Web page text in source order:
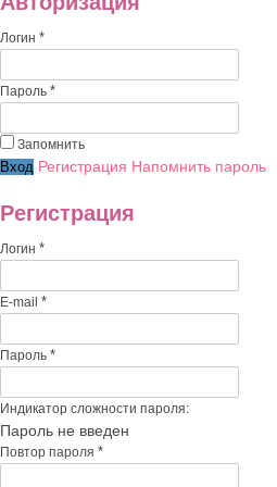
Логин *
Пароль *
Запомнить
Регистрация Напомнить пароль
Регистрация
Логин *
E-mail *
Пароль *
Индикатор сложности пароля:
Пароль не введен
Повтор пароля *